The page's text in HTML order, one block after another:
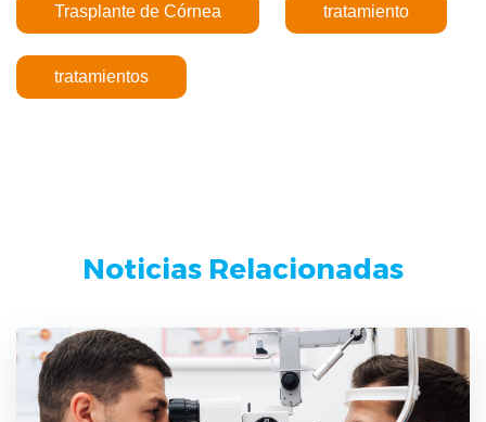
Trasplante de Córnea tratamiento
tratamientos
Noticias Relacionadas